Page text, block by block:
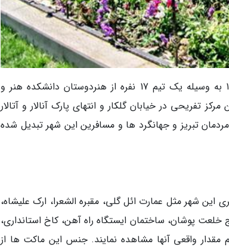
پارک مینیاتور تبریز که به مینیاتبریز نیز معروف است، سال 1390 به وسیله یک تیم 17 نفره از هنردوستان دانشکده هنر و
تفریحی در خیابان گلکار و انتهای پارک آنالار و آتالار
تبریز و جهانگرد ها و مسافرین این شهر تبدیل شده
این شهر مثل عمارت ائل گلی، مقبره الشعرا، ارک علیشاه،
پوشان، ساختمان ایستگاه راه آهن، کاخ استانداری،
واقعی آنها مشاهده نمایند. جنس این ماکت ها از